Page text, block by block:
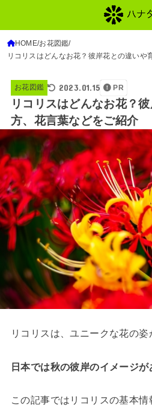
HOME お花図鑑
リコリスはどんなお花？彼岸花との違いや
お花図鑑 2023.01.15 PR
リコリスはどんなお花？
方、花言葉などをご紹介
リコリスは、ユニークな花の姿
日本では秋の彼岸のイメージが
この記事ではリコリスの基本